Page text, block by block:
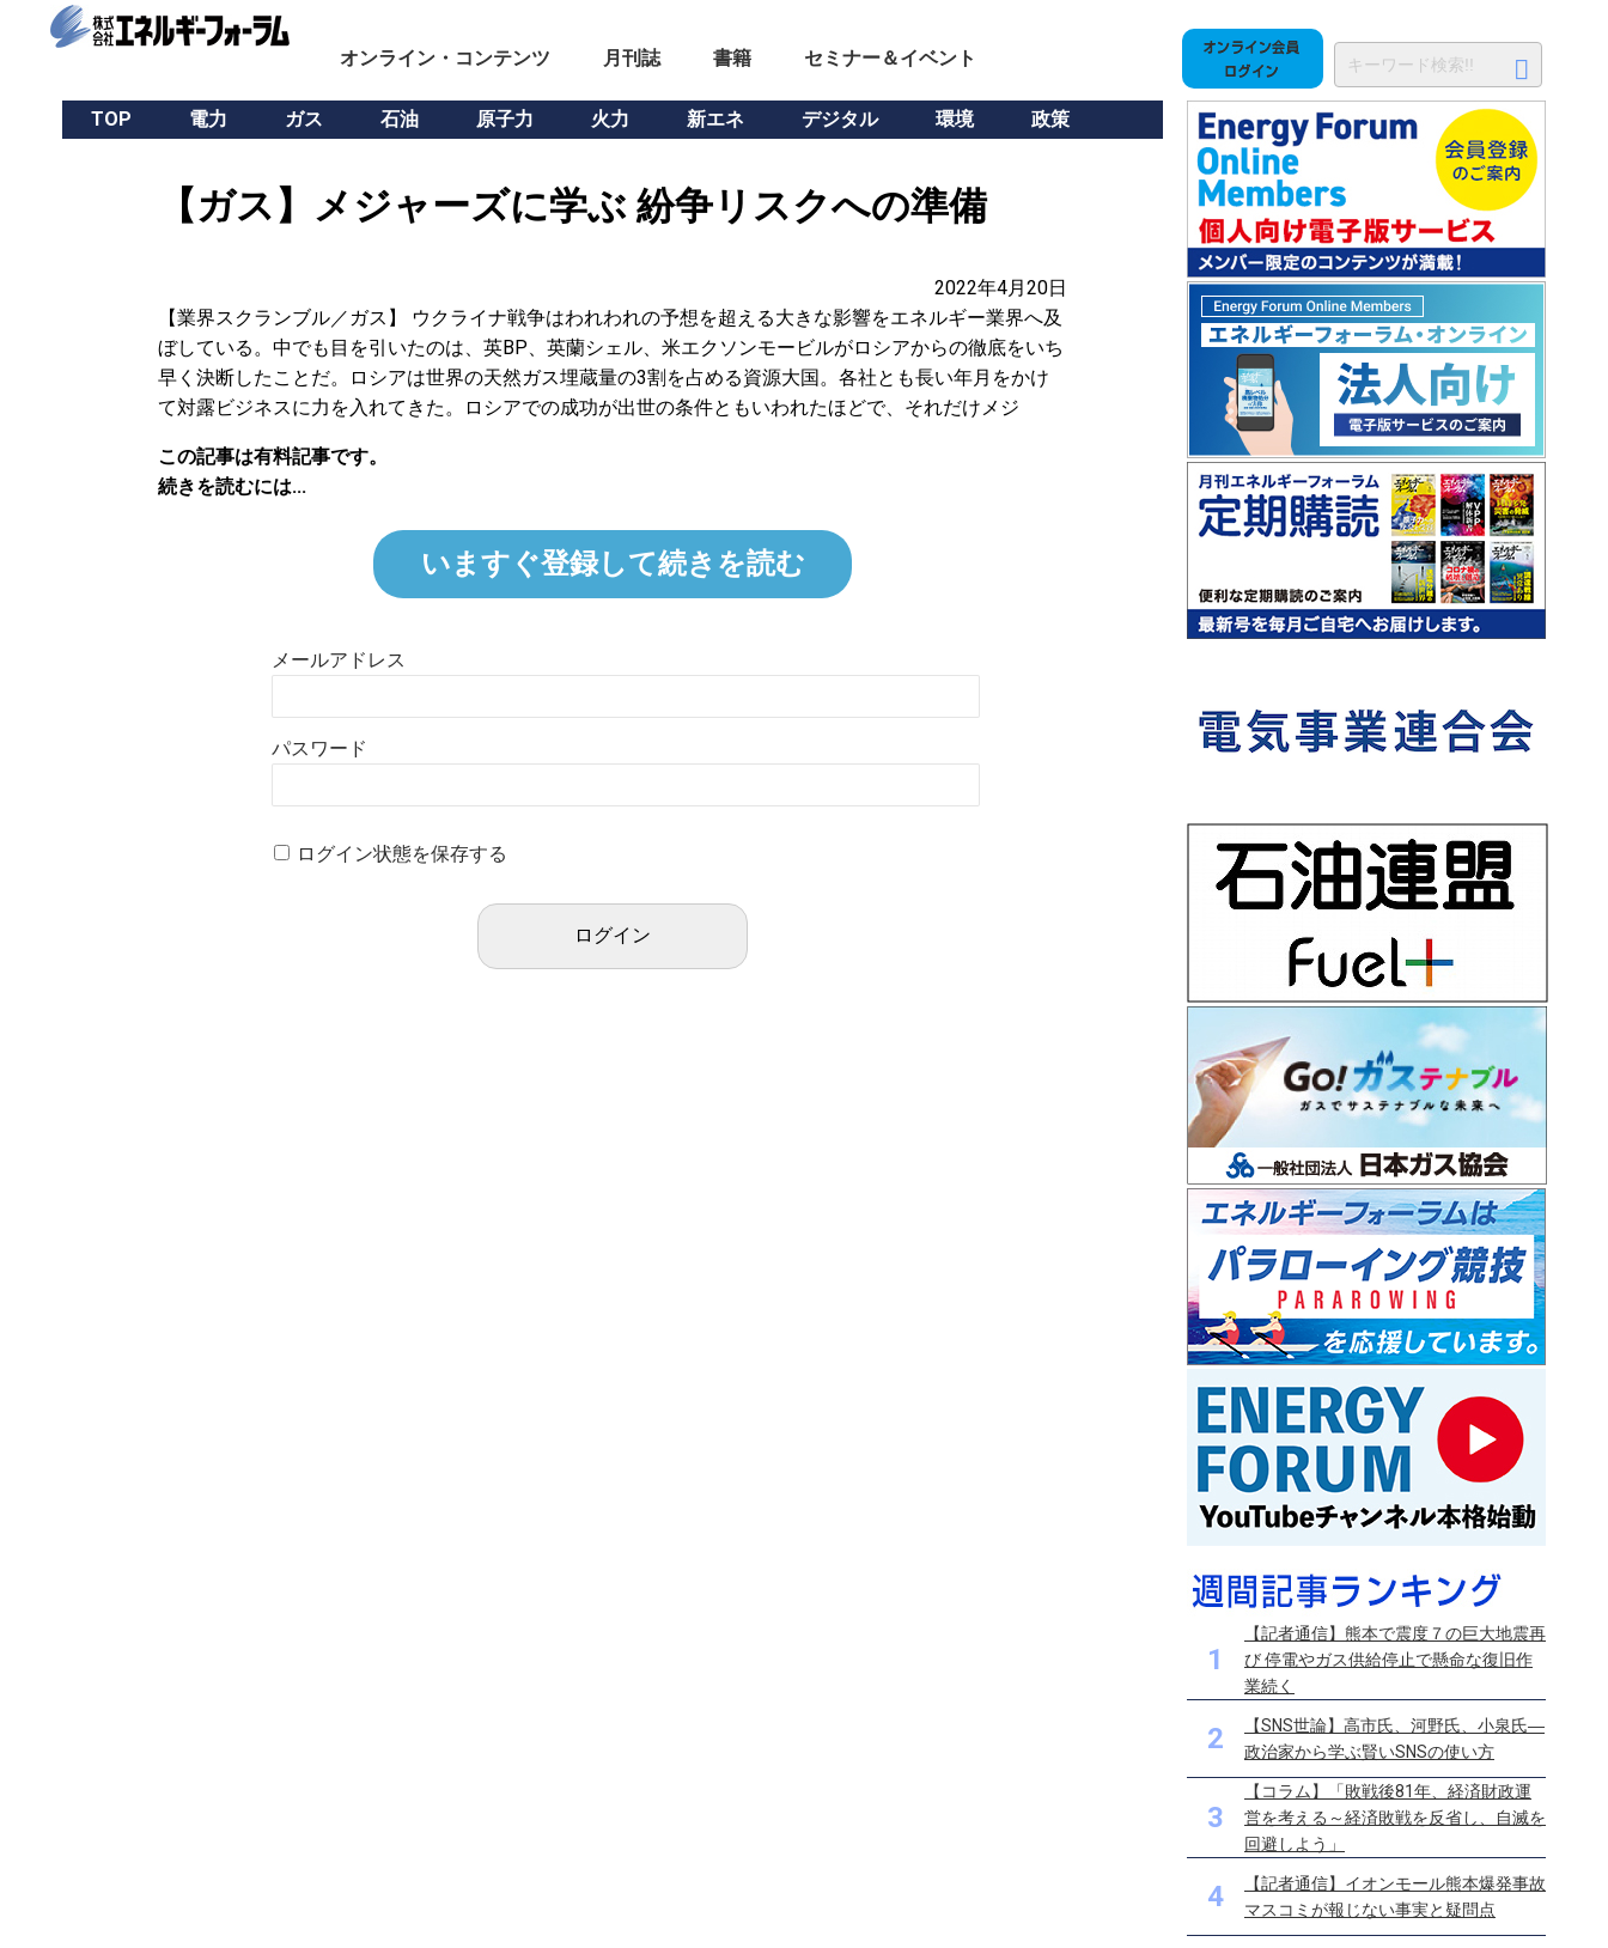
オンライン・コンテンツ 月刊誌 書籍 セミナー＆イベント
TOP 電力 ガス 石油 原子力 火力 新エネ デジタル 環境 政策
【ガス】メジャーズに学ぶ 紛争リスクへの準備
2022年4月20日
【業界スクランブル／ガス】 ウクライナ戦争はわれわれの予想を超える大きな影響をエネルギー業界へ及
ぼしている。中でも目を引いたのは、英BP、英蘭シェル、米エクソンモービルがロシアからの徹底をいち
早く決断したことだ。ロシアは世界の天然ガス埋蔵量の3割を占める資源大国。各社とも長い年月をかけ
て対露ビジネスに力を入れてきた。ロシアでの成功が出世の条件ともいわれたほどで、それだけメジ
この記事は有料記事です。
続きを読むには...
いますぐ登録して続きを読む
メールアドレス
パスワード
ログイン状態を保存する
1
【記者通信】熊本で震度７の巨大地震再
び 停電やガス供給停止で懸命な復旧作
業続く
2
【SNS世論】高市氏、河野氏、小泉氏―
政治家から学ぶ賢いSNSの使い方
3
【コラム】「敗戦後81年、経済財政運
営を考える～経済敗戦を反省し、自滅を
回避しよう」
4
【記者通信】イオンモール熊本爆発事故
マスコミが報じない事実と疑問点